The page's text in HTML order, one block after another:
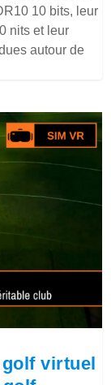
10 bits, leur
nits et leur
autour de
virtuel